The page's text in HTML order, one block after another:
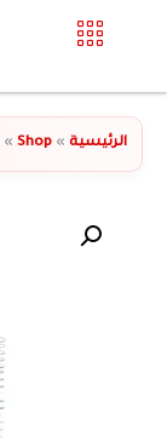
الرئيسية »
Shop
»